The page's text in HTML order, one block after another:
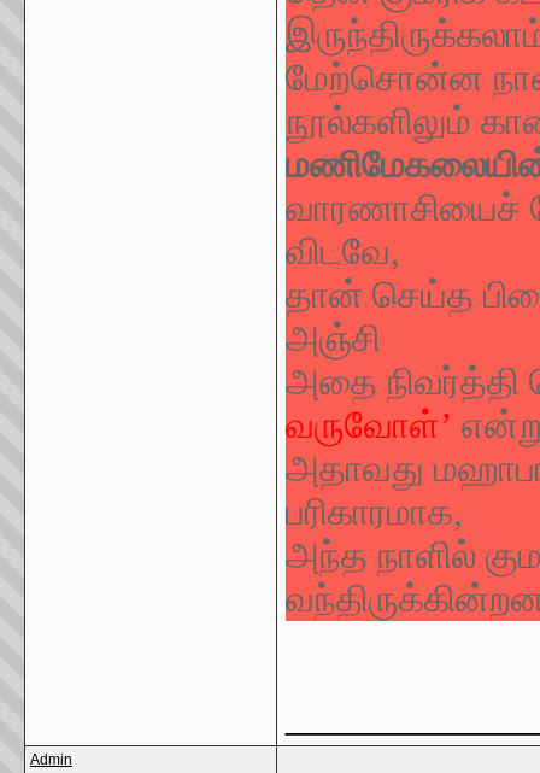
மேற்சொன்ன
நூல்களிலும்
வாரணாசியைச்
விடவே,
தான் செய்த
அஞ்சி
அதை
வருவோள்’
அதாவது
பரிகாரமாக,
அந்த நாளில்
Admin